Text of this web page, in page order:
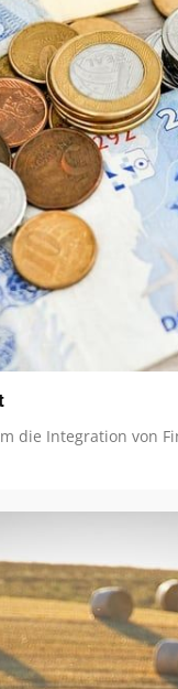
die Integration von